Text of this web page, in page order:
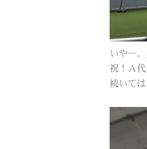
いやー
祝！Ａ代
続いて